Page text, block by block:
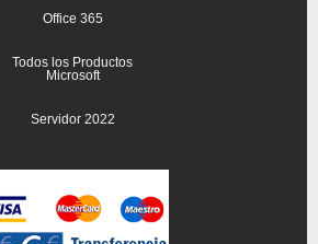
Office 365
Todos los Productos
Microsoft
Servidor 2022